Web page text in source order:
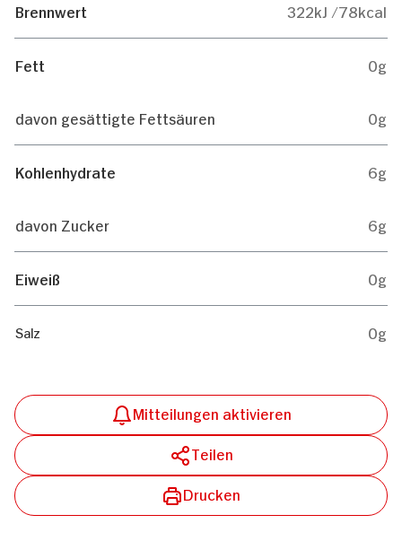
Brennwert 322kJ /78kcal
Fett 0g
davon gesättigte Fettsäuren 0g
Kohlenhydrate 6g
davon Zucker 6g
Eiweiß 0g
Salz 0g
Mitteilungen aktivieren
Teilen
Drucken